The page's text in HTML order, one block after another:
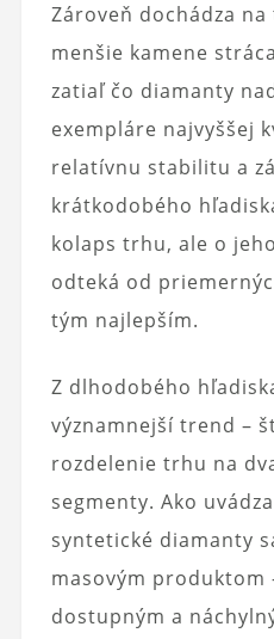
Zároveň dochádza
menšie kamene
zatiaľ čo diamanty
exempláre najvyššej
relatívnu stabilitu a
krátkodobého
kolaps trhu, ale o
odteká od
tým najlepším.
Z dlhodobého
významnejší trend –
rozdelenie trhu na
segmenty. Ako
syntetické diamanty
masovým produktom
dostupným a